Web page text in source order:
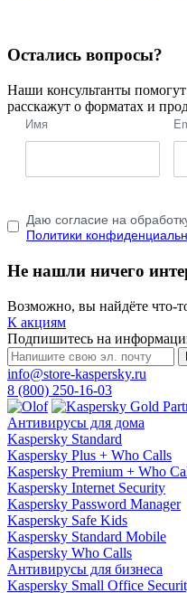
Остались вопросы?
Наши консультанты
расскажут о форматах и
Имя
Даю согласие на
Политики
Не нашли ничего
Возможно, вы найдёте что-
К акциям
Подпишитесь на
info@store-kaspersky.ru
8 (800) 250-16-03
Антивирусы для дома
Kaspersky Standard
Kaspersky Plus + Who Calls
Kaspersky Premium + Who
Kaspersky Internet Security
Kaspersky Password Manager
Kaspersky Safe Kids
Kaspersky Standard Mobile
Kaspersky Who Calls
Антивирусы для бизнеса
Kaspersky Small Office